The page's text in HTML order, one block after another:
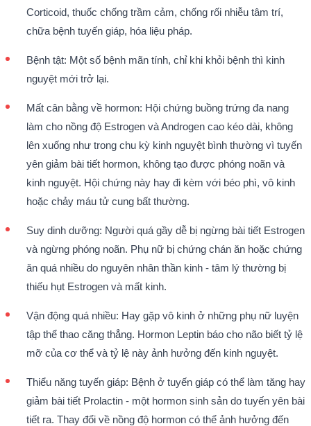
Corticoid, thuốc chống trầm cảm, chống rối nhiễu tâm trí,
chữa bệnh tuyến giáp, hóa liệu pháp.
Bệnh tật: Một số bệnh mãn tính, chỉ khi khỏi bệnh thì kinh
nguyệt mới trở lại.
Mất cân bằng về hormon: Hội chứng buồng trứng đa nang
làm cho nồng độ Estrogen và Androgen cao kéo dài, không
lên xuống như trong chu kỳ kinh nguyệt bình thường vì tuyến
yên giảm bài tiết hormon, không tạo được phóng noãn và
kinh nguyệt. Hội chứng này hay đi kèm với béo phì, vô kinh
hoặc chảy máu tử cung bất thường.
Suy dinh dưỡng: Người quá gầy dễ bị ngừng bài tiết Estrogen
và ngừng phóng noãn. Phụ nữ bị chứng chán ăn hoặc chứng
ăn quá nhiều do nguyên nhân thần kinh - tâm lý thường bị
thiếu hụt Estrogen và mất kinh.
Vận động quá nhiều: Hay gặp vô kinh ở những phụ nữ luyện
tập thể thao căng thẳng. Hormon Leptin báo cho não biết tỷ lệ
mỡ của cơ thể và tỷ lệ này ảnh hưởng đến kinh nguyệt.
Thiểu năng tuyến giáp: Bệnh ở tuyến giáp có thể làm tăng hay
giảm bài tiết Prolactin - một hormon sinh sản do tuyến yên bài
tiết ra. Thay đổi về nồng độ hormon có thể ảnh hưởng đến